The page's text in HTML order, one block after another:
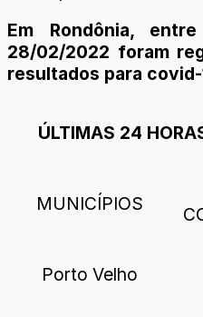
Em Rondônia,
28/02/2022 foram
resultados para covid-
ÚLTIMAS 24
MUNICÍPIOS
Porto Velho